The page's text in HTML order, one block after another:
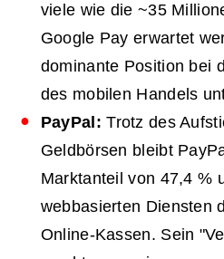
viele wie die ~35
Google Pay erwartet
dominante Position bei
des mobilen Handels
PayPal: Trotz des
Geldbörsen bleibt
Marktanteil von 47,4 %
webbasierten Diensten
Online-Kassen. Sein